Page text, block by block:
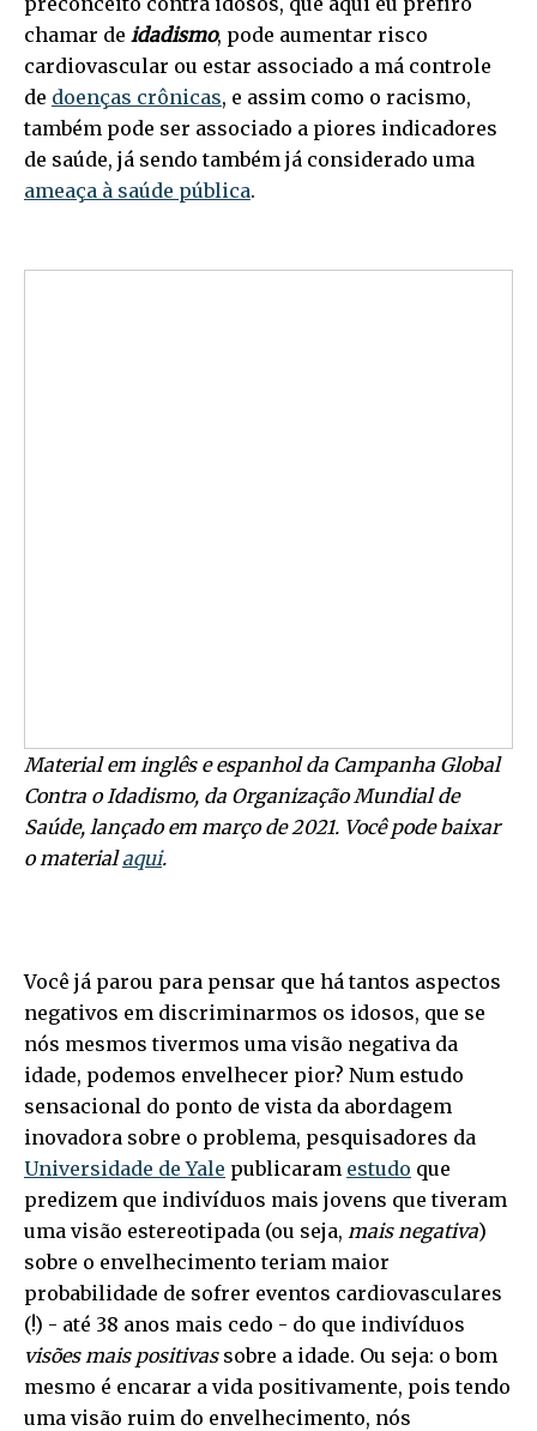
chamar de idadismo, pode aumentar risco
cardiovascular ou estar associado a má controle
de doenças crônicas, e assim como o racismo,
também pode ser associado a piores indicadores
de saúde, já sendo também já considerado uma
ameaça à saúde pública.
Material em inglês e espanhol da Campanha Global
Contra o Idadismo, da Organização Mundial de
Saúde, lançado em março de 2021. Você pode baixar
o materialaqui.
Você já parou para pensar que há tantos aspectos
negativos em discriminarmos os idosos, que se
nós mesmos tivermos uma visão negativa da
idade, podemos envelhecer pior? Num estudo
sensacional do ponto de vista da abordagem
inovadora sobre o problema, pesquisadores da
Universidade de Yale publicaram estudo que
predizem que indivíduos mais jovens que tiveram
uma visão estereotipada (ou seja, mais negativa)
sobre o envelhecimento teriam maior
probabilidade de sofrer eventos cardiovasculares
(!) - até 38 anos mais cedo - do que indivíduos
visões mais positivassobre a idade. Ou seja: o bom
mesmo é encarar a vida positivamente, pois tendo
uma visão ruim do envelhecimento, nós